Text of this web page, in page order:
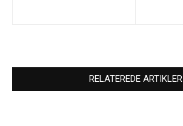
RELATEREDE ARTIKLER